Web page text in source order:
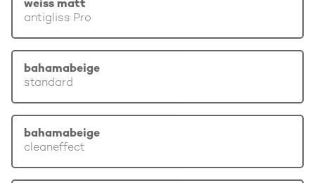
weiss matt
antigliss Pro
bahamabeige
standard
bahamabeige
cleaneffect